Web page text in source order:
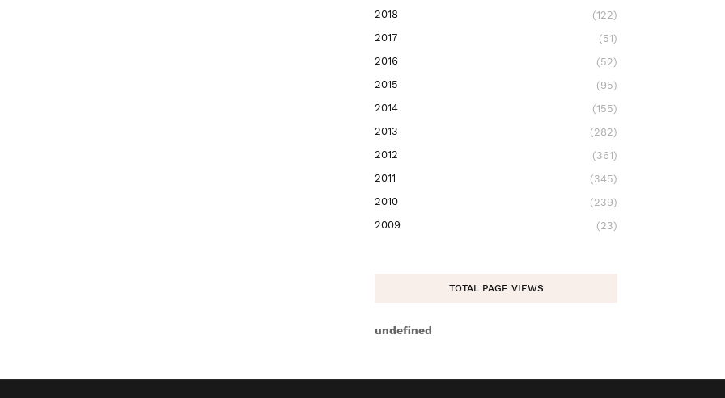
2018
(122)
2017
(51)
2016
(52)
2015
(95)
2014
(155)
2013
(282)
2012
(361)
2011
(345)
2010
(239)
2009
(23)
TOTAL PAGE VIEWS
undefned